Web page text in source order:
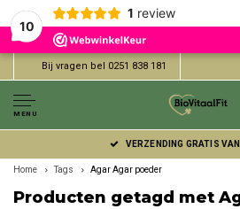
10
1 review
Bij vragen bel 0251 838 181
MENU
VERZENDING GRATIS
Home Tags Agar Agar poeder
Producten getagd met